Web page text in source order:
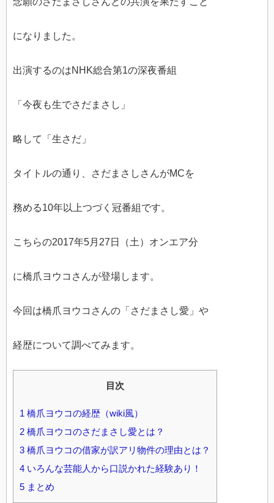
になりました。
出演するのはNHK総合第1の深夜番組
「今夜も生でさだまさし」
略して「生さだ」
タイトルの通り、さだまさしさんがMCを
務める10年以上つづく冠番組です。
こちらの2017年5月27日（土）オンエア分
に橋爪ヨウコさんが登場します。
今回は橋爪ヨウコさんの「さだまさし愛」や
経歴について調べてみます。
目次
1 橋爪ヨウコの経歴（wiki風）
2 橋爪ヨウコのさだまさし愛とは？
3 橋爪ヨウコの借家が訳アリ物件の理由とは？
4 いろんな芸能人から口説かれた経験あり！
5 まとめ